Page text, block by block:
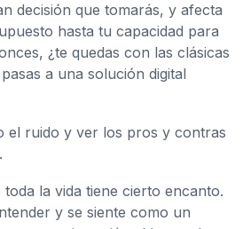
decisión que tomarás, y afecta
hasta tu capacidad para
¿te quedas con las clásicas
a una solución digital
el ruido y ver los pros y contras
toda la vida tiene cierto encanto.
y se siente como un